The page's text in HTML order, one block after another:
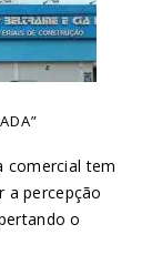
comercial tem
a percepção
o